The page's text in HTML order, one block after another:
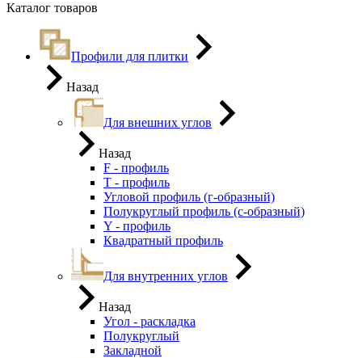
Каталог товаров
Профили для плитки
Назад
Для внешних углов
Назад
F - профиль
Т - профиль
Угловой профиль (г-образный)
Полукруглый профиль (с-образный)
Y - профиль
Квадратный профиль
Для внутренних углов
Назад
Угол - раскладка
Полукруглый
Закладной